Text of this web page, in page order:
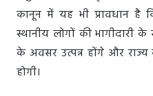
कानून में यह भी प्रावधान है
स्थानीय लोगों की भागीदारी
के अवसर उत्पन्न होंगे और
होगी।